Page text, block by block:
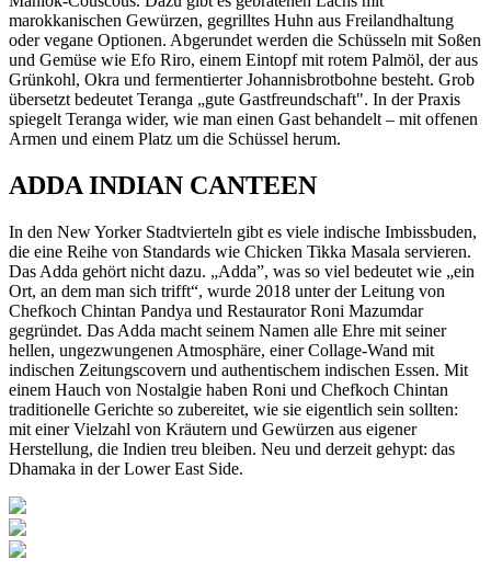
marokkanischen Gewürzen, gegrilltes Huhn aus Freilandhaltung
oder vegane Optionen. Abgerundet werden die Schüsseln mit Soßen
und Gemüse wie Efo Riro, einem Eintopf mit rotem Palmöl, der aus
Grünkohl, Okra und fermentierter Johannisbrotbohne besteht. Grob
übersetzt bedeutet Teranga „gute Gastfreundschaft". In der Praxis
spiegelt Teranga wider, wie man einen Gast behandelt – mit offenen
Armen und einem Platz um die Schüssel herum.
ADDA INDIAN CANTEEN
In den New Yorker Stadtvierteln gibt es viele indische Imbissbuden,
die eine Reihe von Standards wie Chicken Tikka Masala servieren.
Das Adda gehört nicht dazu. „Adda”, was so viel bedeutet wie „ein
Ort, an dem man sich trifft“, wurde 2018 unter der Leitung von
Chefkoch Chintan Pandya und Restaurator Roni Mazumdar
gegründet. Das Adda macht seinem Namen alle Ehre mit seiner
hellen, ungezwungenen Atmosphäre, einer Collage-Wand mit
indischen Zeitungscovern und authentischem indischen Essen. Mit
einem Hauch von Nostalgie haben Roni und Chefkoch Chintan
traditionelle Gerichte so zubereitet, wie sie eigentlich sein sollten:
mit einer Vielzahl von Kräutern und Gewürzen aus eigener
Herstellung, die Indien treu bleiben. Neu und derzeit gehypt: das
Dhamaka in der Lower East Side.